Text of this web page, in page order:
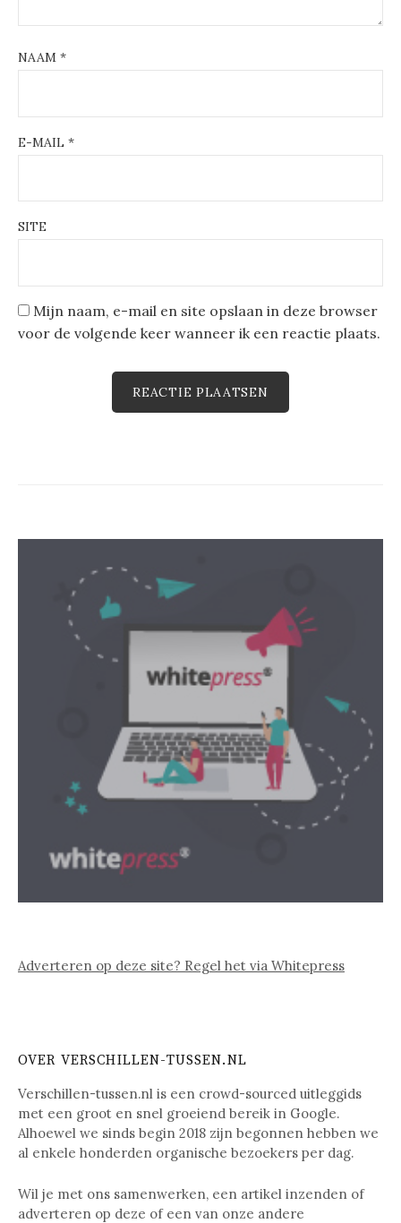
NAAM *
E-MAIL *
SITE
Mijn naam, e-mail en site opslaan in deze browser
voor de volgende keer wanneer ik een reactie plaats.
Adverteren op deze site? Regel het via Whitepress
OVER VERSCHILLEN-TUSSEN.NL
Verschillen-tussen.nl is een crowd-sourced uitleggids
met een groot en snel groeiend bereik in Google.
Alhoewel we sinds begin 2018 zijn begonnen hebben we
al enkele honderden organische bezoekers per dag.
Wil je met ons samenwerken, een artikel inzenden of
adverteren op deze of een van onze andere